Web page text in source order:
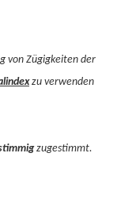
von Zügigkeiten der
zu verwenden
zugestimmt.